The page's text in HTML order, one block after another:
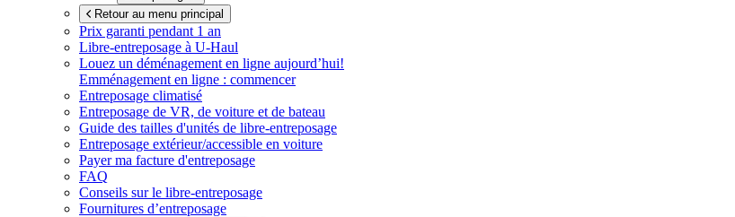
Retour au menu principal
Prix garanti pendant 1 an
Libre-entreposage à U-Haul
Louez un déménagement en ligne aujourd’hui!
Emménagement en ligne : commencer
Entreposage climatisé
Entreposage de VR, de voiture et de bateau
Guide des tailles d'unités de libre-entreposage
Entreposage extérieur/accessible en voiture
Payer ma facture d'entreposage
FAQ
Conseils sur le libre-entreposage
Fournitures d’entreposage